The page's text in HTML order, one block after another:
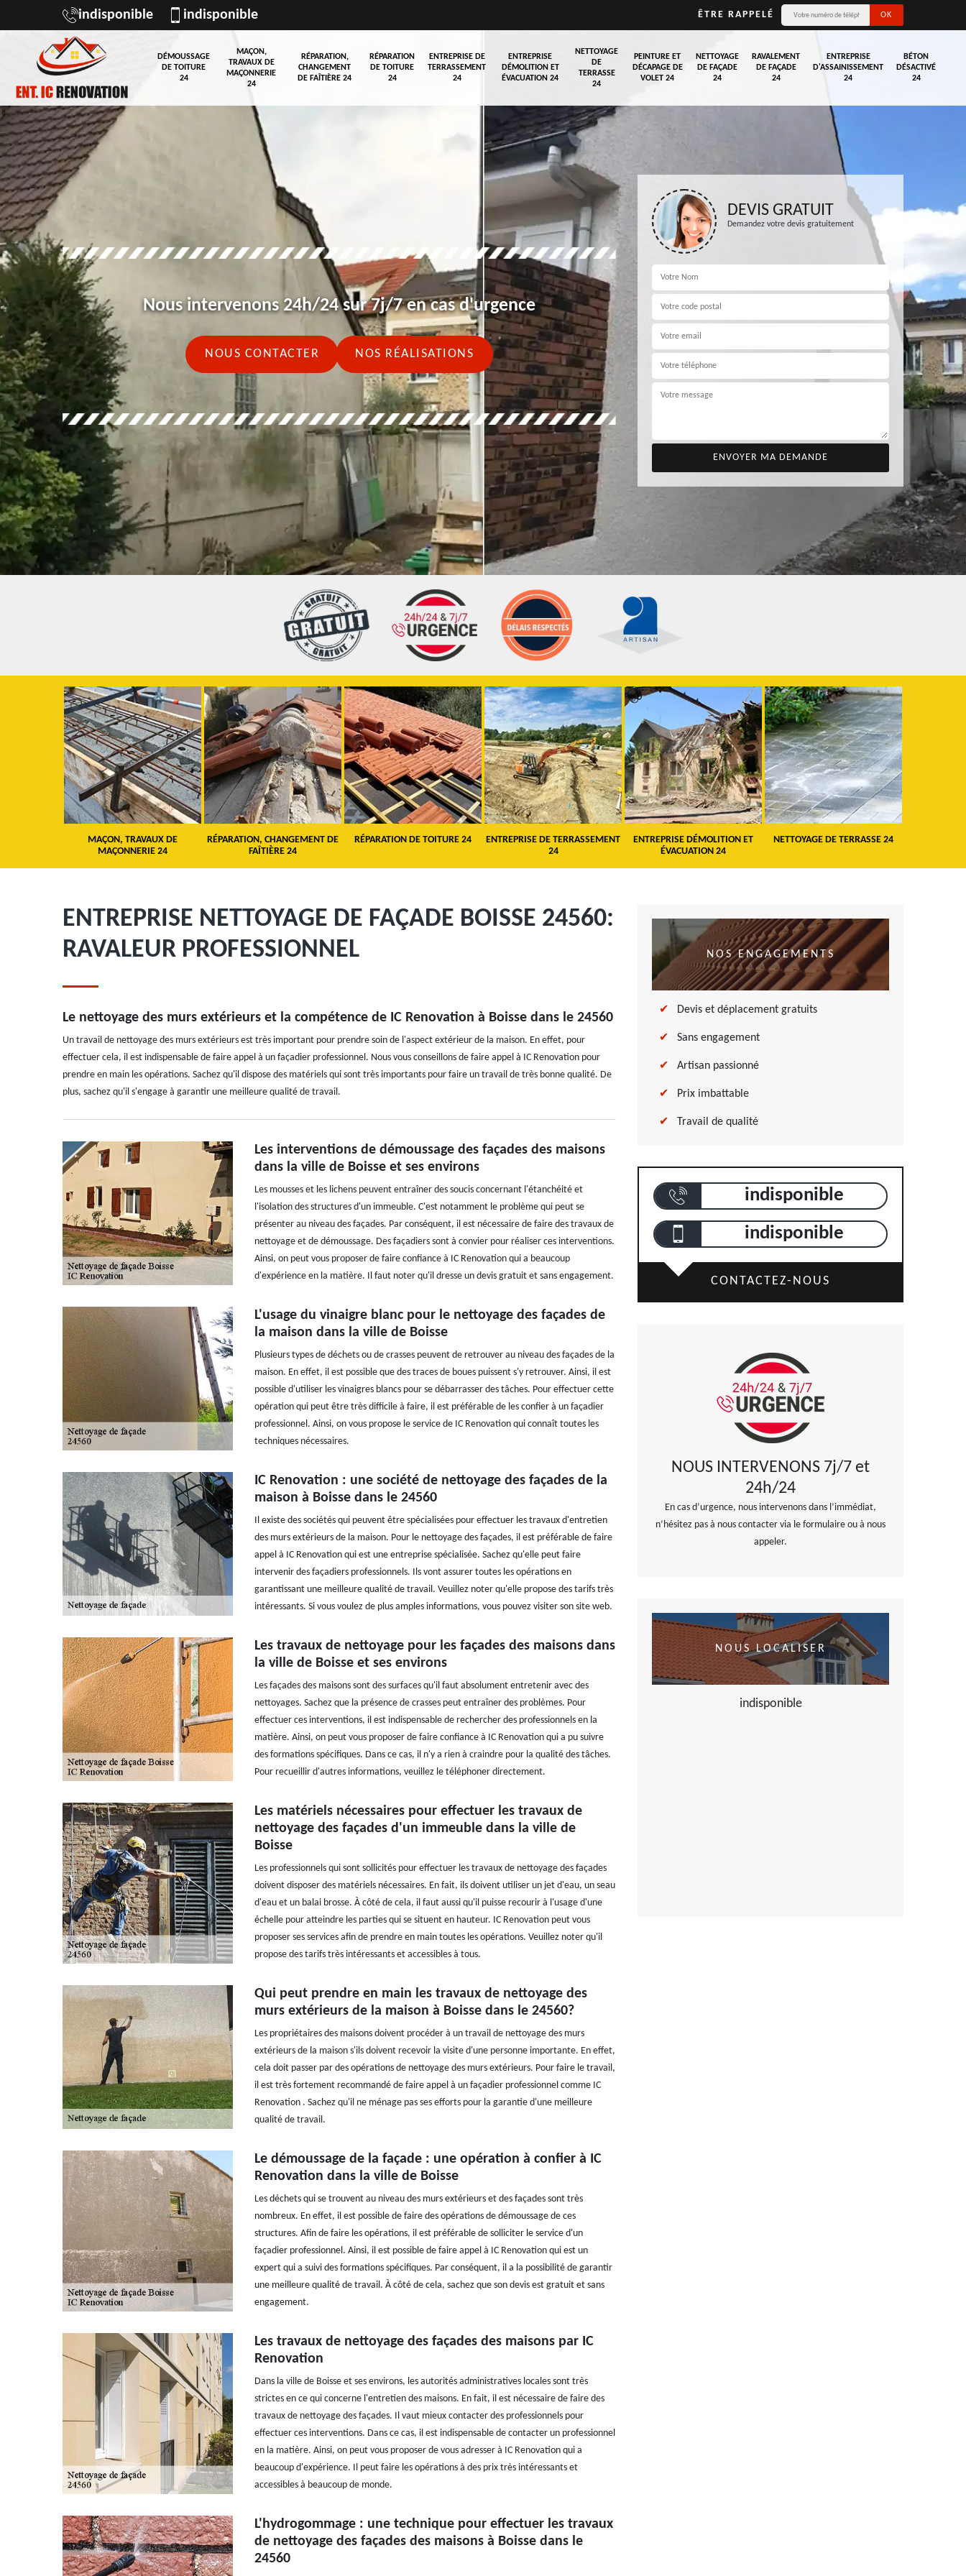
indisponible indisponible ÊTRE RAPPELÉ
DÉMOUSSAGE
DE TOITURE
24
MAÇON,
TRAVAUX DE
MAÇONNERIE
24
RÉPARATION,
CHANGEMENT
DE FAÎTIÈRE 24
RÉPARATION
DE TOITURE
24
ENTREPRISE DE
TERRASSEMENT
24
ENTREPRISE
DÉMOLITION ET
ÉVACUATION 24
NETTOYAGE
DE
TERRASSE
24
PEINTURE ET
DÉCAPAGE DE
VOLET 24
NETTOYAGE
DE FAÇADE
24
RAVALEMENT
DE FAÇADE
24
ENTREPRISE
D'ASSAINISSEMENT
24
BÉTON
DÉSACTIVÉ
24
Nous intervenons 24h/24 sur 7j/7 en cas d'urgence
NOUS CONTACTER NOS RÉALISATIONS
DEVIS GRATUIT
Demandez votre devis gratuitement
MAÇON, TRAVAUX DE
MAÇONNERIE 24
RÉPARATION, CHANGEMENT DE
FAÎTIÈRE 24
RÉPARATION DE TOITURE 24
ENTREPRISE DE TERRASSEMENT
24
ENTREPRISE DÉMOLITION ET
ÉVACUATION 24
NETTOYAGE DE TERRASSE 24
ENTREPRISE NETTOYAGE DE FAÇADE BOISSE 24560:
RAVALEUR PROFESSIONNEL
Le nettoyage des murs extérieurs et la compétence de IC Renovation à Boisse dans le 24560
Un travail de nettoyage des murs extérieurs est très important pour prendre soin de l'aspect extérieur de la maison. En effet, pour
effectuer cela, il est indispensable de faire appel à un façadier professionnel. Nous vous conseillons de faire appel à IC Renovation pour
prendre en main les opérations. Sachez qu'il dispose des matériels qui sont très importants pour faire un travail de très bonne qualité. De
plus, sachez qu'il s'engage à garantir une meilleure qualité de travail.
Les interventions de démoussage des façades des maisons
dans la ville de Boisse et ses environs
Les mousses et les lichens peuvent entraîner des soucis concernant l'étanchéité et
l'isolation des structures d'un immeuble. C'est notamment le problème qui peut se
présenter au niveau des façades. Par conséquent, il est nécessaire de faire des travaux de
nettoyage et de démoussage. Des façadiers sont à convier pour réaliser ces interventions.
Ainsi, on peut vous proposer de faire confiance à IC Renovation qui a beaucoup
d'expérience en la matière. Il faut noter qu'il dresse un devis gratuit et sans engagement.
L'usage du vinaigre blanc pour le nettoyage des façades de
la maison dans la ville de Boisse
Plusieurs types de déchets ou de crasses peuvent de retrouver au niveau des façades de la
maison. En effet, il est possible que des traces de boues puissent s'y retrouver. Ainsi, il est
possible d'utiliser les vinaigres blancs pour se débarrasser des tâches. Pour effectuer cette
opération qui peut être très difficile à faire, il est préférable de les confier à un façadier
professionnel. Ainsi, on vous propose le service de IC Renovation qui connaît toutes les
techniques nécessaires.
IC Renovation : une société de nettoyage des façades de la
maison à Boisse dans le 24560
Il existe des sociétés qui peuvent être spécialisées pour effectuer les travaux d'entretien
des murs extérieurs de la maison. Pour le nettoyage des façades, il est préférable de faire
appel à IC Renovation qui est une entreprise spécialisée. Sachez qu'elle peut faire
intervenir des façadiers professionnels. Ils vont assurer toutes les opérations en
garantissant une meilleure qualité de travail. Veuillez noter qu'elle propose des tarifs très
intéressants. Si vous voulez de plus amples informations, vous pouvez visiter son site web.
Les travaux de nettoyage pour les façades des maisons dans
la ville de Boisse et ses environs
Les façades des maisons sont des surfaces qu'il faut absolument entretenir avec des
nettoyages. Sachez que la présence de crasses peut entraîner des problèmes. Pour
effectuer ces interventions, il est indispensable de rechercher des professionnels en la
matière. Ainsi, on peut vous proposer de faire confiance à IC Renovation qui a pu suivre
des formations spécifiques. Dans ce cas, il n'y a rien à craindre pour la qualité des tâches.
Pour recueillir d'autres informations, veuillez le téléphoner directement.
Les matériels nécessaires pour effectuer les travaux de
nettoyage des façades d'un immeuble dans la ville de
Boisse
Les professionnels qui sont sollicités pour effectuer les travaux de nettoyage des façades
doivent disposer des matériels nécessaires. En fait, ils doivent utiliser un jet d'eau, un seau
d'eau et un balai brosse. À côté de cela, il faut aussi qu'il puisse recourir à l'usage d'une
échelle pour atteindre les parties qui se situent en hauteur. IC Renovation peut vous
proposer ses services afin de prendre en main toutes les opérations. Veuillez noter qu'il
propose des tarifs très intéressants et accessibles à tous.
Qui peut prendre en main les travaux de nettoyage des
murs extérieurs de la maison à Boisse dans le 24560?
Les propriétaires des maisons doivent procéder à un travail de nettoyage des murs
extérieurs de la maison s'ils doivent recevoir la visite d'une personne importante. En effet,
cela doit passer par des opérations de nettoyage des murs extérieurs. Pour faire le travail,
il est très fortement recommandé de faire appel à un façadier professionnel comme IC
Renovation . Sachez qu'il ne ménage pas ses efforts pour la garantie d'une meilleure
qualité de travail.
Le démoussage de la façade : une opération à confier à IC
Renovation dans la ville de Boisse
Les déchets qui se trouvent au niveau des murs extérieurs et des façades sont très
nombreux. En effet, il est possible de faire des opérations de démoussage de ces
structures. Afin de faire les opérations, il est préférable de solliciter le service d'un
façadier professionnel. Ainsi, il est possible de faire appel à IC Renovation qui est un
expert qui a suivi des formations spécifiques. Par conséquent, il a la possibilité de garantir
une meilleure qualité de travail. À côté de cela, sachez que son devis est gratuit et sans
engagement.
Les travaux de nettoyage des façades des maisons par IC
Renovation
Dans la ville de Boisse et ses environs, les autorités administratives locales sont très
strictes en ce qui concerne l'entretien des maisons. En fait, il est nécessaire de faire des
travaux de nettoyage des façades. Il vaut mieux contacter des professionnels pour
effectuer ces interventions. Dans ce cas, il est indispensable de contacter un professionnel
en la matière. Ainsi, on peut vous proposer de vous adresser à IC Renovation qui a
beaucoup d'expérience. Il peut faire les opérations à des prix très intéressants et
accessibles à beaucoup de monde.
L'hydrogommage : une technique pour effectuer les travaux
de nettoyage des façades des maisons à Boisse dans le
24560
NOS ENGAGEMENTS
Devis et déplacement gratuits
Sans engagement
Artisan passionné
Prix imbattable
Travail de qualité
indisponible
indisponible
CONTACTEZ-NOUS
NOUS INTERVENONS 7j/7 et
24h/24
En cas d’urgence, nous intervenons dans l’immédiat,
n’hésitez pas à nous contacter via le formulaire ou à nous
appeler.
NOUS LOCALISER
indisponible